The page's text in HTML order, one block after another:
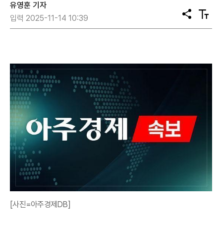
유영훈 기자
입력 2025-11-14 10:39
공
유
텍
스
[사진=아주경제DB]